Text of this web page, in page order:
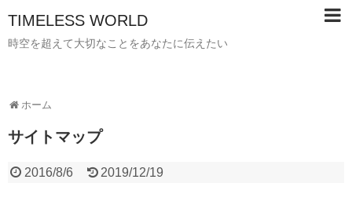
TIMELESS WORLD
時空を超えて大切なことをあなたに伝えたい
ホーム
サイトマップ
2016/8/6 2019/12/19